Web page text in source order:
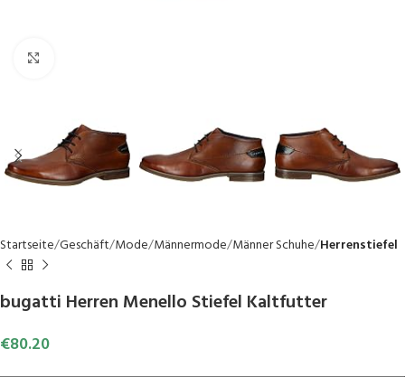
Startseite Geschäft Mode Männermode Männer Schuhe Herrenstiefel
bugatti Herren Menello Stiefel Kaltfutter
€80.20